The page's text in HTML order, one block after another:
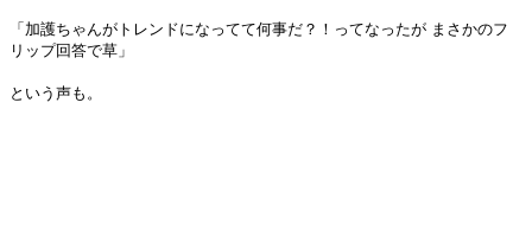
「加護ちゃんがトレンドになってて何事だ？！ってなったが まさかのフ
リップ回答で草」
という声も。